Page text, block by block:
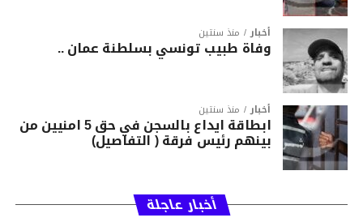
أخبار منذ سنتين
وفاة طبيب تونسي بسلطنة عمان ..
أخبار منذ سنتين
ابطاقة ايداع بالسجن في حق 5 امنيين من
بينهم رئيس فرقة ( التفاصيل)
أخبار عاجلة